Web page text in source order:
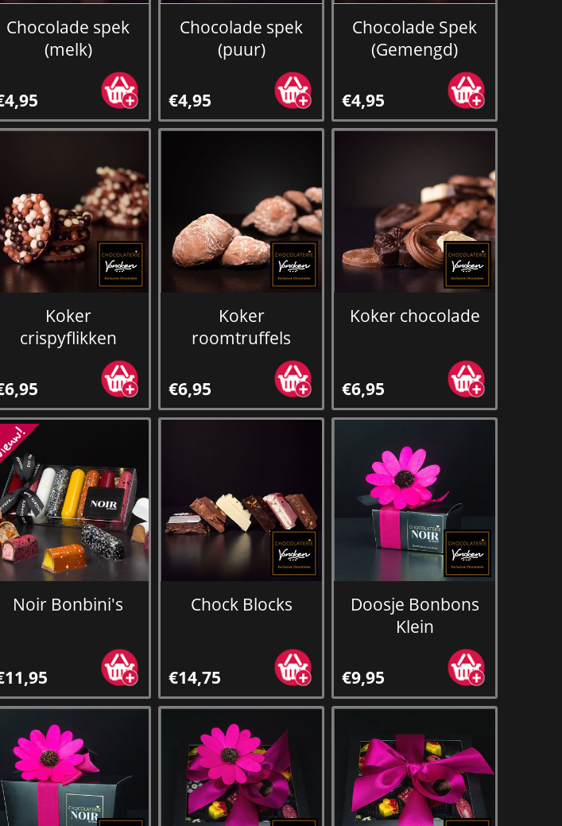
Chocolade spek
(melk)
Chocolade spek
(puur)
€4,95
Chocolade Spek
(Gemengd)
€4,95
Koker
crispyflikken
Koker
roomtruffels
€6,95
Koker chocolade
€6,95
Noir Bonbini's Chock Blocks
€14,75
Doosje Bonbons
Klein
€9,95